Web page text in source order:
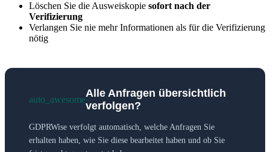
Löschen Sie die Ausweiskopie sofort nach der
Verifizierung
Verlangen Sie nie mehr Informationen als für die Verifizierung
nötig
auto_awesome
Alle Anfragen übersichtlich
verfolgen?
GDPRWise verfolgt automatisch, welche Anfragen Sie
erhalten haben, wie Sie diese bearbeitet haben und ob Sie